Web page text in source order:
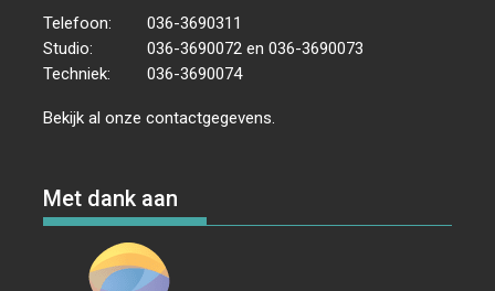
Telefoon:
036-3690311
Studio:
036-3690072 en 036-3690073
Techniek:
036-3690074
Bekijk al onzecontactgegevens
Met dank aan